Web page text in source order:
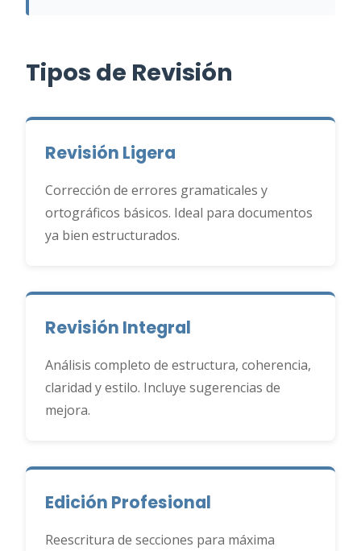
Tipos de Revisión
Revisión Ligera
Corrección de errores gramaticales y
ortográficos básicos. Ideal para documentos
ya bien estructurados.
Revisión Integral
Análisis completo de estructura, coherencia,
claridad y estilo. Incluye sugerencias de
mejora.
Edición Profesional
Reescritura de secciones para máxima